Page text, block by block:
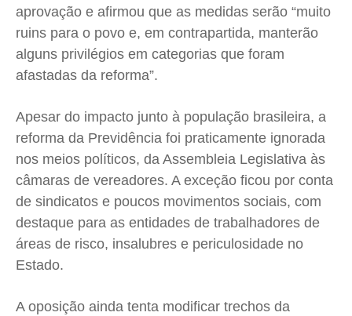
aprovação e afirmou que as medidas serão “muito
ruins para o povo e, em contrapartida, manterão
alguns privilégios em categorias que foram
afastadas da reforma”.
Apesar do impacto junto à população brasileira, a
reforma da Previdência foi praticamente ignorada
nos meios políticos, da Assembleia Legislativa às
câmaras de vereadores. A exceção ficou por conta
de sindicatos e poucos movimentos sociais, com
destaque para as entidades de trabalhadores de
áreas de risco, insalubres e periculosidade no
Estado.
A oposição ainda tenta modificar trechos da